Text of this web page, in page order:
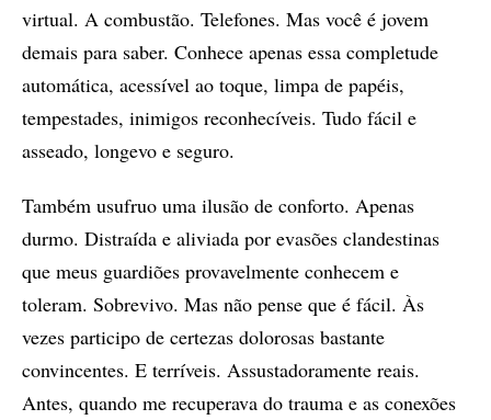
virtual. A combustão. Telefones. Mas você é jovem
demais para saber. Conhece apenas essa completude
automática, acessível ao toque, limpa de papéis,
tempestades, inimigos reconhecíveis. Tudo fácil e
asseado, longevo e seguro.
Também usufruo uma ilusão de conforto. Apenas
durmo. Distraída e aliviada por evasões clandestinas
que meus guardiões provavelmente conhecem e
toleram. Sobrevivo. Mas não pense que é fácil. Às
vezes participo de certezas dolorosas bastante
convincentes. E terríveis. Assustadoramente reais.
Antes, quando me recuperava do trauma e as conexões